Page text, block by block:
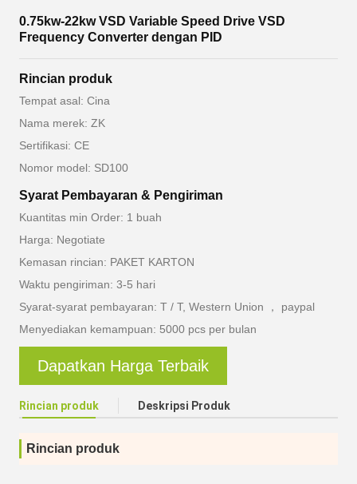
0.75kw-22kw VSD Variable Speed ​​Drive VSD
Frequency Converter dengan PID
Rincian produk
Tempat asal: Cina
Nama merek: ZK
Sertifikasi: CE
Nomor model: SD100
Syarat Pembayaran & Pengiriman
Kuantitas min Order: 1 buah
Harga: Negotiate
Kemasan rincian: PAKET KARTON
Waktu pengiriman: 3-5 hari
Syarat-syarat pembayaran: T / T, Western Union ， paypal
Menyediakan kemampuan: 5000 pcs per bulan
Dapatkan Harga Terbaik
Rincian produk Deskripsi Produk
Rincian produk